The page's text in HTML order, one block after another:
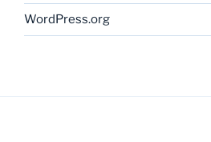
WordPress.org